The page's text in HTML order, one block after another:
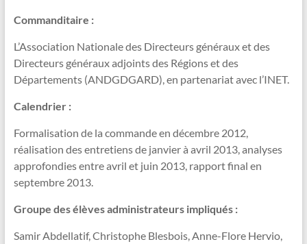
Commanditaire :
L’Association Nationale des Directeurs généraux et des
Directeurs généraux adjoints des Régions et des
Départements (ANDGDGARD), en partenariat avec l’INET.
Calendrier :
Formalisation de la commande en décembre 2012,
réalisation des entretiens de janvier à avril 2013, analyses
approfondies entre avril et juin 2013, rapport final en
septembre 2013.
Groupe des élèves administrateurs impliqués :
Samir Abdellatif, Christophe Blesbois, Anne-Flore Hervio,